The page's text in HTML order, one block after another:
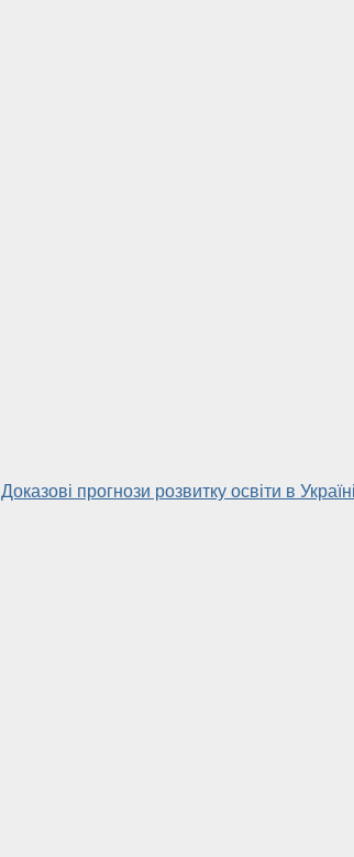
Доказові прогнози розвитку освіти в